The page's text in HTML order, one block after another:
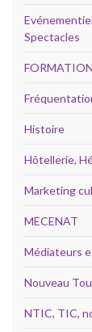
Spectacles
Histoire
Hôtellerie,
Marketing
MECENAT
Médiateurs
Nouveau
NTIC, TIC,